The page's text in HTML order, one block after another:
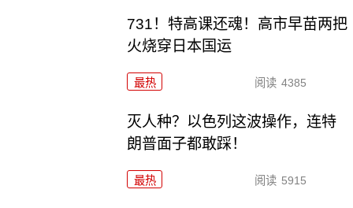
731！特高课还魂！高市早苗两把
火烧穿日本国运
最热 阅读 4385
灭人种？以色列这波操作，连特
朗普面子都敢踩！
最热 阅读 5915